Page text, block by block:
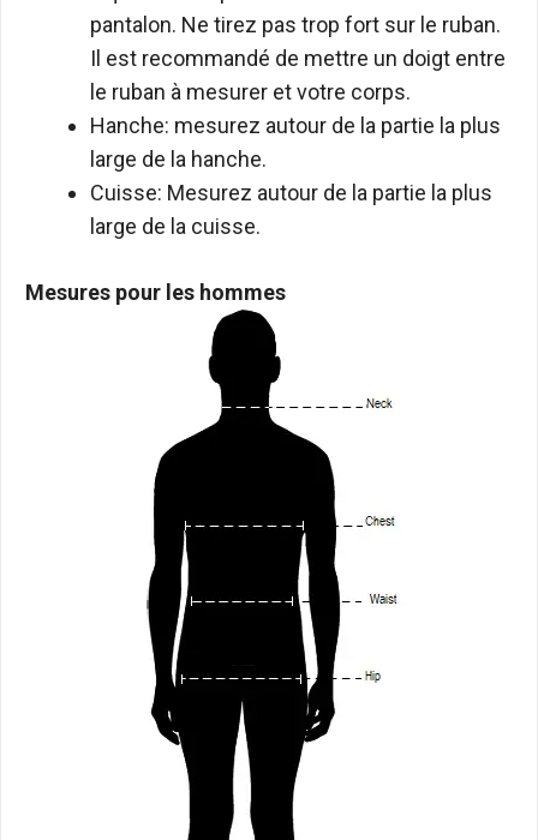
pantalon. Ne tirez pas trop fort sur le ruban.
Il est recommandé de mettre un doigt entre
le ruban à mesurer et votre corps.
Hanche: mesurez autour de la partie la plus
large de la hanche.
Cuisse: Mesurez autour de la partie la plus
large de la cuisse.
Mesures pour les hommes